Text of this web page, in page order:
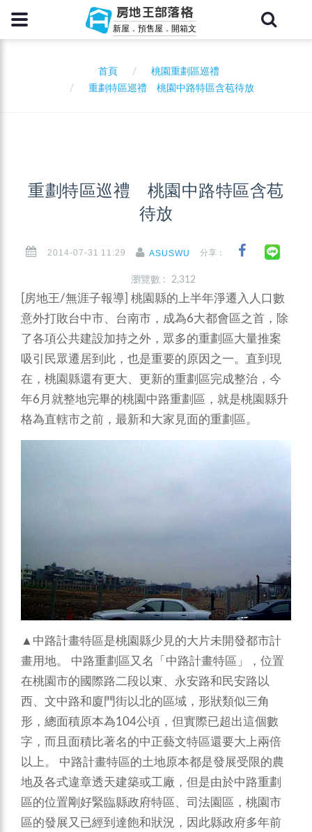
房地王部落格
新屋．預售屋．開箱文
首頁
桃園重劃區巡禮
重劃特區巡禮 桃園中路特區含苞待放
重劃特區巡禮 桃園中路特區含苞
待放
2014-07-31 11:29 ASUSWU 分享：
瀏覽數 : 2,312
[房地王/無涯子報導] 桃園縣的上半年淨遷入人口數
意外打敗台中市、台南市，成為6大都會區之首，除
了各項公共建設加持之外，眾多的重劃區大量推案
吸引民眾遷居到此，也是重要的原因之一。直到現
在，桃園縣還有更大、更新的重劃區完成整治，今
年6月就整地完畢的桃園中路重劃區，就是桃園縣升
格為直轄市之前，最新和大家見面的重劃區。
▲中路計畫特區是桃園縣少見的大片未開發都市計
畫用地。 中路重劃區又名「中路計畫特區」，位置
在桃園市的國際路二段以東、永安路和民安路以
西、文中路和廈門街以北的區域，形狀類似三角
形，總面積原本為104公頃，但實際已超出這個數
字，而且面積比著名的中正藝文特區還要大上兩倍
以上。 中路計畫特區的土地原本都是發展受限的農
地及各式違章透天建築或工廠，但是由於中路重劃
區的位置剛好緊臨縣政府特區、司法園區，桃園市
區的發展又已經到達飽和狀況，因此縣政府多年前